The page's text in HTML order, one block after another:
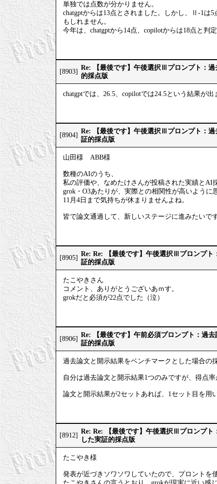
単独では点数が分かりません。
chatgptからは13点とされました。しかし、Ⅱ-1は
もしれません。
今年は、chatgptから14点、copilotからは18点と判
[8903]
Re: 【最後です】午後選択Ⅲプロンプト：
的採点版
chatgptでは、26.5、copilotでは24.5という結果が出
[8904]
Re: 【最後です】午後選択Ⅲプロンプト：
証的採点版
山田様 ABB様
数種のAIのうち、
私の評価や、なめたけさんが投稿された実績とAI
grok・O3あたりが、実際との相関性が高いように
11月4日まで気持ちが休まりませんよね。
皆で論文通過して、新しいステージに進みたいで
[8905]
Re: Re: 【最後です】午後選択Ⅲプロンプト
証的採点版
たこやきさん
コメント、ありがとうございあｍす。
grokだと必須が22点でした（泣）
[8906]
Re: 【最後です】午前必須プロンプト：過
証的採点版
過去論文と開示結果をベンチマークとした場合の
自分は過去論文と開示結果1つのみですが、得点
論文と開示結果が2セットあれば、1セット目を
[8912]
Re: Re: 【最後です】午後選択Ⅲプロンプト
した実証的採点版
たこやき様
発表が近づきソワソワしていたので、プロントを